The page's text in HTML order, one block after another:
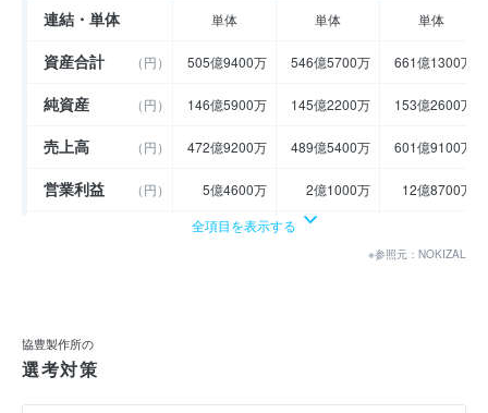
連結・単体 単体 単体 単体
資産合計 （円） 505億9400万 546億5700万 661億1300万
純資産 （円） 146億5900万 145億2200万 153億2600万
売上高 （円） 472億9200万 489億5400万 601億9100万
営業利益 （円） 5億4600万 2億1000万 12億8700万
5億700万
売上伸び率
営業利益率 （％） 1.15 0.43 2.14
全項目を表示する
※参照元：NOKIZAL
協豊製作所の
選考対策